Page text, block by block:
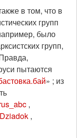
в том, что в
групп
было
групп,
пытаются
» ; из
,
,